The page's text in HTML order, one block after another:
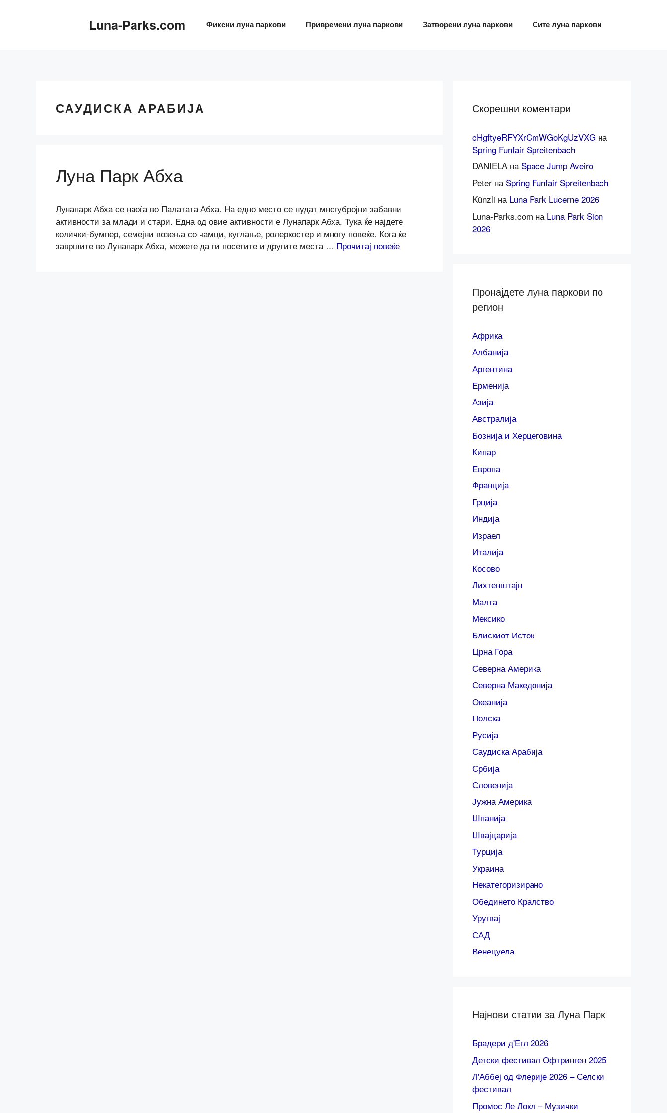
Luna-Parks.com Фиксни луна паркови Привремени луна паркови Затворени луна паркови Сите луна паркови
САУДИСКА АРАБИЈА
Луна Парк Абха
Лунапарк Абха се наоѓа во Палатата Абха. На едно место се нудат многубројни забавни
активности за млади и стари. Една од овие активности е Лунапарк Абха. Тука ќе најдете
колички-бумпер, семејни возења со чамци, куглање, ролеркостер и многу повеќе. Кога ќе
завршите во Лунапарк Абха, можете да ги посетите и другите места … Прочитај повеќе
Скорешни коментари
cHgftyeRFYXrCmWGoKgUzVXG на
Spring Funfair Spreitenbach
DANIELA на Space Jump Aveiro
Peter на Spring Funfair Spreitenbach
Künzli на Luna Park Lucerne 2026
Luna-Parks.com на Luna Park Sion
2026
Пронајдете луна паркови по
регион
Африка
Албанија
Аргентина
Ерменија
Азија
Австралија
Бознија и Херцеговина
Кипар
Европа
Франција
Грција
Индија
Израел
Италија
Косово
Лихтенштајн
Малта
Мексико
Блискиот Исток
Црна Гора
Северна Америка
Северна Македонија
Океанија
Полска
Русија
Саудиска Арабија
Србија
Словенија
Јужна Америка
Шпанија
Швајцарија
Турција
Украина
Некатегоризирано
Обединето Кралство
Уругвај
САД
Венецуела
Најнови статии за Луна Парк
Брадери д'Егл 2026
Детски фестивал Офтринген 2025
Л'Аббеј од Флерије 2026 – Селски
фестивал
Промос Ле Локл – Музички